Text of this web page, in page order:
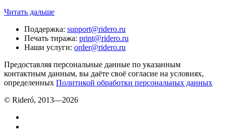
Читать дальше
Поддержка: support@ridero.ru
Печать тиража: print@ridero.ru
Наши услуги: order@ridero.ru
Предоставляя персональные данные по указанным
контактным данным, вы даёте своё согласие на условиях,
определенных Политикой обработки персональных данных
© Rideró, 2013—2026